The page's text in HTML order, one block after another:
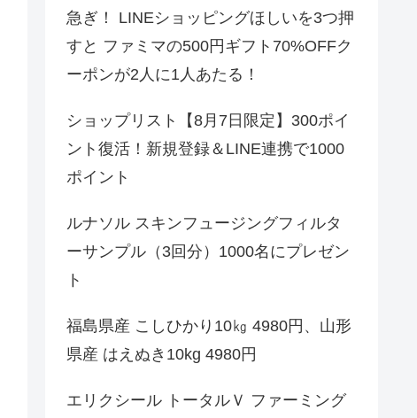
急ぎ！ LINEショッピングほしいを3つ押
すと ファミマの500円ギフト70%OFFク
ーポンが2人に1人あたる！
ショップリスト【8月7日限定】300ポイ
ント復活！新規登録＆LINE連携で1000
ポイント
ルナソル スキンフュージングフィルタ
ーサンプル（3回分）1000名にプレゼン
ト
福島県産 こしひかり10㎏ 4980円、山形
県産 はえぬき10kg 4980円
エリクシール トータルＶ ファーミング